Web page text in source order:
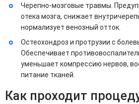
Черепно-мозговые травмы.
отека мозга, снижает
нормализует венозный отток.
Остеохондроз и протрузии с
Обеспечивает
уменьшает компрессию нервов,
питание тканей.
Как проходит